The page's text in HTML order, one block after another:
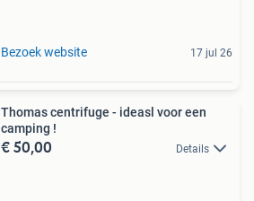
Bezoek website 17 jul 26
Thomas centrifuge - ideasl voor een
camping !
€ 50,00 Details